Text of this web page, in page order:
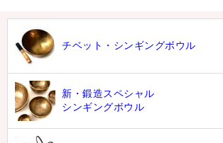
チベット・シンギングボウル
新・鍛造スペシャル
シンギングボウル